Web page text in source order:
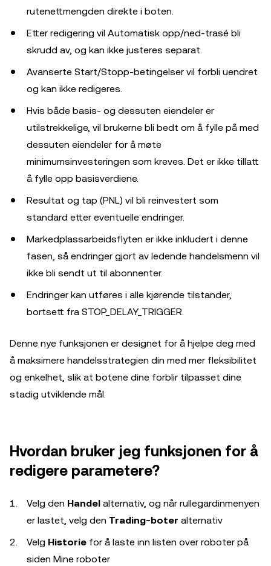
rutenettmengden direkte i boten.
Etter redigering vil Automatisk opp/ned-trasé bli
skrudd av, og kan ikke justeres separat.
Avanserte Start/Stopp-betingelser vil forbli uendret
og kan ikke redigeres.
Hvis både basis- og dessuten eiendeler er
utilstrekkelige, vil brukerne bli bedt om å fylle på med
dessuten eiendeler for å møte
minimumsinvesteringen som kreves. Det er ikke tillatt
å fylle opp basisverdiene.
Resultat og tap (PNL) vil bli reinvestert som
standard etter eventuelle endringer.
Markedplassarbeidsflyten er ikke inkludert i denne
fasen, så endringer gjort av ledende handelsmenn vil
ikke bli sendt ut til abonnenter.
Endringer kan utføres i alle kjørende tilstander,
bortsett fra STOP_DELAY_TRIGGER.
Denne nye funksjonen er designet for å hjelpe deg med
å maksimere handelsstrategien din med mer fleksibilitet
og enkelhet, slik at botene dine forblir tilpasset dine
stadig utviklende mål.
Hvordan bruker jeg funksjonen for å
redigere parametere?
Velg den Handel alternativ, og når rullegardinmenyen
er lastet, velg den Trading-boter alternativ
Velg Historie for å laste inn listen over roboter på
siden Mine roboter